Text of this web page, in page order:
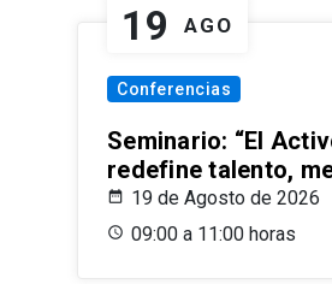
19 AGO
Conferencias
Seminario: “El
redefine talento,
19 de Agosto de 2026
09:00 a 11:00 horas